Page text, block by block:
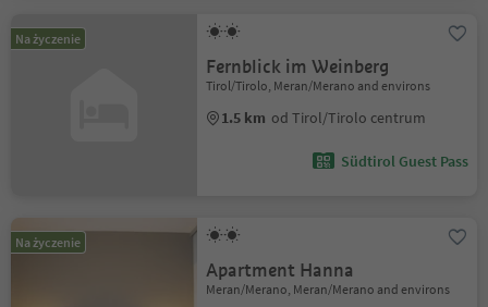
Na życzenie
Fernblick im Weinberg
Tirol/Tirolo, Meran/Merano and environs
1.5 km od Tirol/Tirolo centrum
Südtirol Guest Pass
Na życzenie
Apartment Hanna
Meran/Merano, Meran/Merano and environs